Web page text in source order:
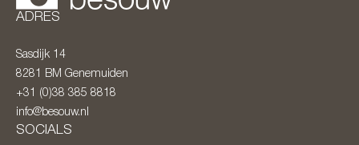
ADRES
Sasdijk 14
8281 BM Genemuiden
+31 (0)38 385 8818
info@besouw.nl
SOCIALS